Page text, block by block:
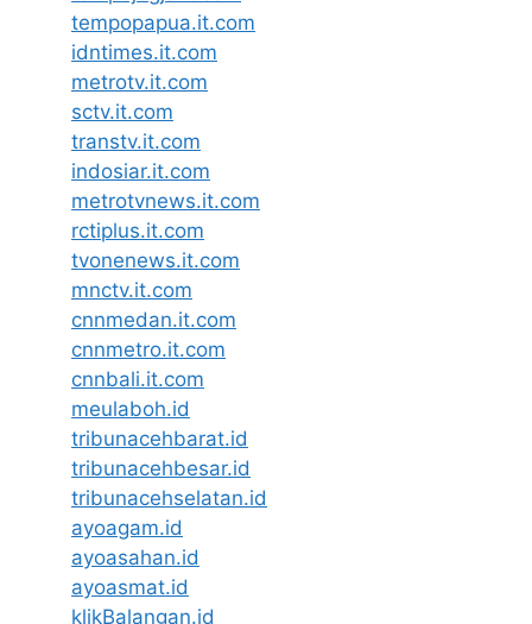
tempopapua.it.com
idntimes.it.com
metrotv.it.com
sctv.it.com
transtv.it.com
indosiar.it.com
metrotvnews.it.com
rctiplus.it.com
tvonenews.it.com
mnctv.it.com
cnnmedan.it.com
cnnmetro.it.com
cnnbali.it.com
meulaboh.id
tribunacehbarat.id
tribunacehbesar.id
tribunacehselatan.id
ayoagam.id
ayoasahan.id
ayoasmat.id
klikBalangan.id